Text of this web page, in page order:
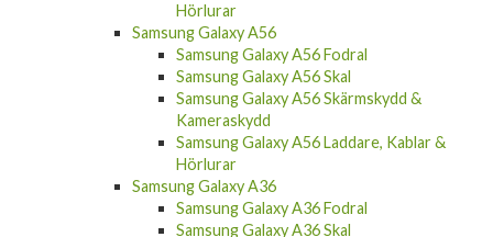
Hörlurar
Samsung Galaxy A56
Samsung Galaxy A56 Fodral
Samsung Galaxy A56 Skal
Samsung Galaxy A56 Skärmskydd &
Kameraskydd
Samsung Galaxy A56 Laddare, Kablar &
Hörlurar
Samsung Galaxy A36
Samsung Galaxy A36 Fodral
Samsung Galaxy A36 Skal